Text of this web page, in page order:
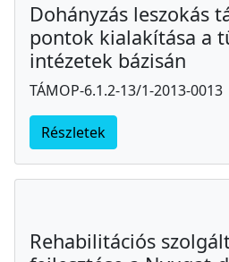
Dohányzás leszokás
pontok kialakítása a
intézetek bázisán
TÁMOP-6.1.2-13/1-2013-0013
Részletek
Rehabilitációs